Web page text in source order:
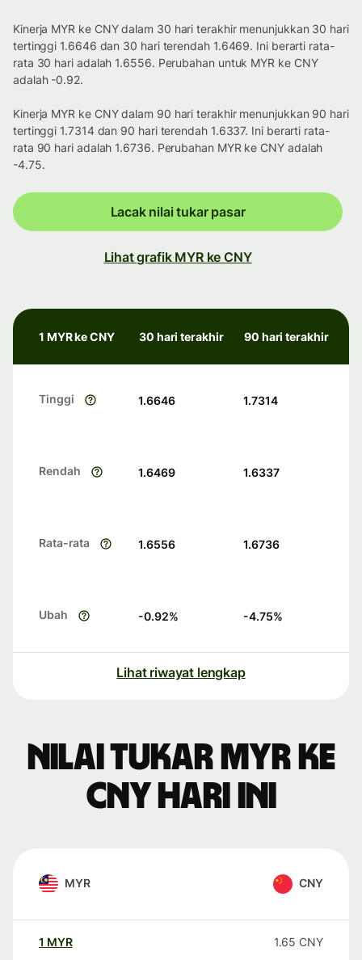
Kinerja MYR ke CNY dalam 30 hari terakhir menunjukkan 30 hari
tertinggi 1.6646 dan 30 hari terendah 1.6469. Ini berarti rata-
rata 30 hari adalah 1.6556. Perubahan untuk MYR ke CNY
adalah -0.92.
Kinerja MYR ke CNY dalam 90 hari terakhir menunjukkan 90 hari
tertinggi 1.7314 dan 90 hari terendah 1.6337. Ini berarti rata-
rata 90 hari adalah 1.6736. Perubahan MYR ke CNY adalah
-4.75.
Lacak nilai tukar pasar
Lihat grafik MYR ke CNY
1 MYR ke CNY 30 hari terakhir 90 hari terakhir
Tinggi 1.6646 1.7314
Rendah 1.6469 1.6337
Rata-rata 1.6556 1.6736
Ubah -0.92% -4.75%
Lihat riwayat lengkap
Nilai tukar MYR ke
CNY hari ini
MYR CNY
1 MYR 1.65 CNY